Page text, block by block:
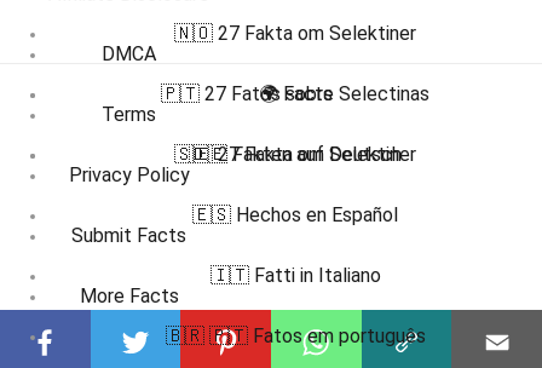
DMCA
Terms
Privacy Policy
Submit Facts
More Facts
🇳🇴 27 Fakta om Selektiner
🇵🇹 27 Fatos sobre Selectinas
🇸🇪 27 Fakta om Selektiner
🌍 Facts
🇩🇪 Fakten auf Deutsch
🇪🇸 Hechos en Español
🇮🇹 Fatti in Italiano
🇧🇷 🇵🇹 Fatos em português